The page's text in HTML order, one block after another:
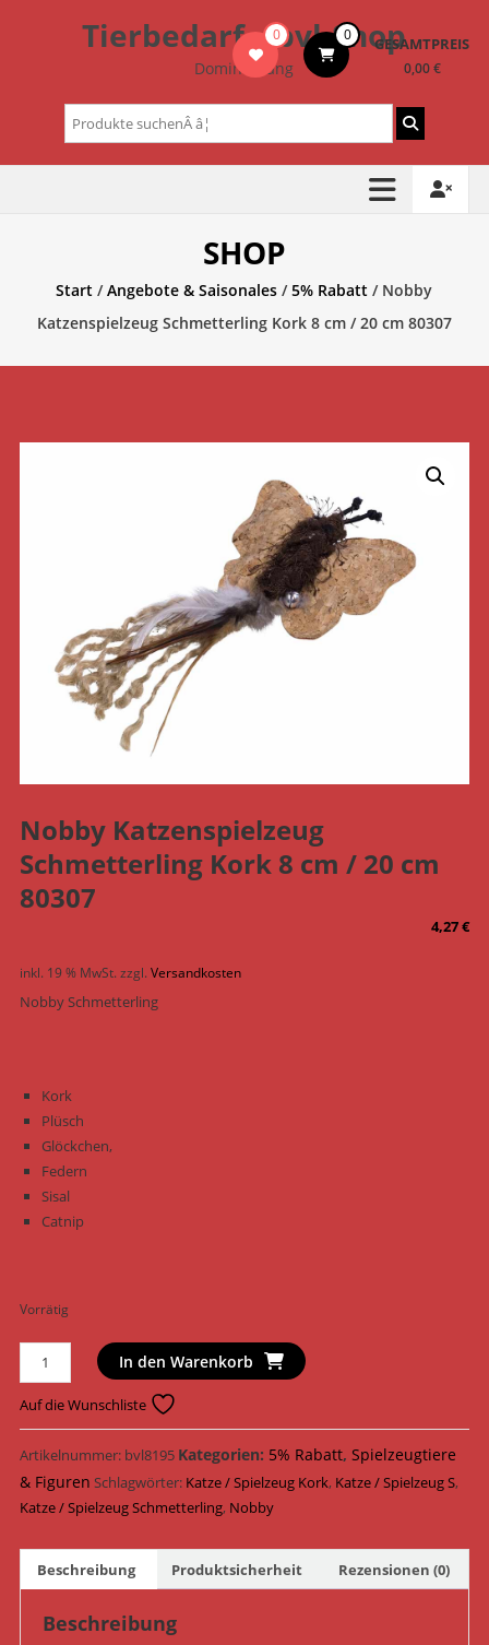
Tierbedarf – bvl-Shop
Dominik Lang
0 0 GESAMTPREIS
0,00 €
Suchen
nach:
SHOP
Start /Angebote & Saisonales /5% Rabatt / Nobby
Katzenspielzeug Schmetterling Kork 8 cm / 20 cm 80307
Nobby Katzenspielzeug
Schmetterling Kork 8 cm / 20 cm
80307
4,27€
inkl. 19 % MwSt.zzgl.Versandkosten
Nobby Schmetterling
Kork
Plüsch
Glöckchen,
Federn
Sisal
Catnip
Vorrätig
Nobby
Katzenspielzeug
Schmetterling
Kork
8
cm
/
cm
80307
In den Warenkorb
Auf die Wunschliste
Artikelnummer: bvl8195 Kategorien: 5% Rabatt, Spielzeugtiere
& Figuren Schlagwörter: Katze / Spielzeug Kork, Katze / Spielzeug S,
Katze / Spielzeug Schmetterling, Nobby
Beschreibung Produktsicherheit Rezensionen (0)
Beschreibung